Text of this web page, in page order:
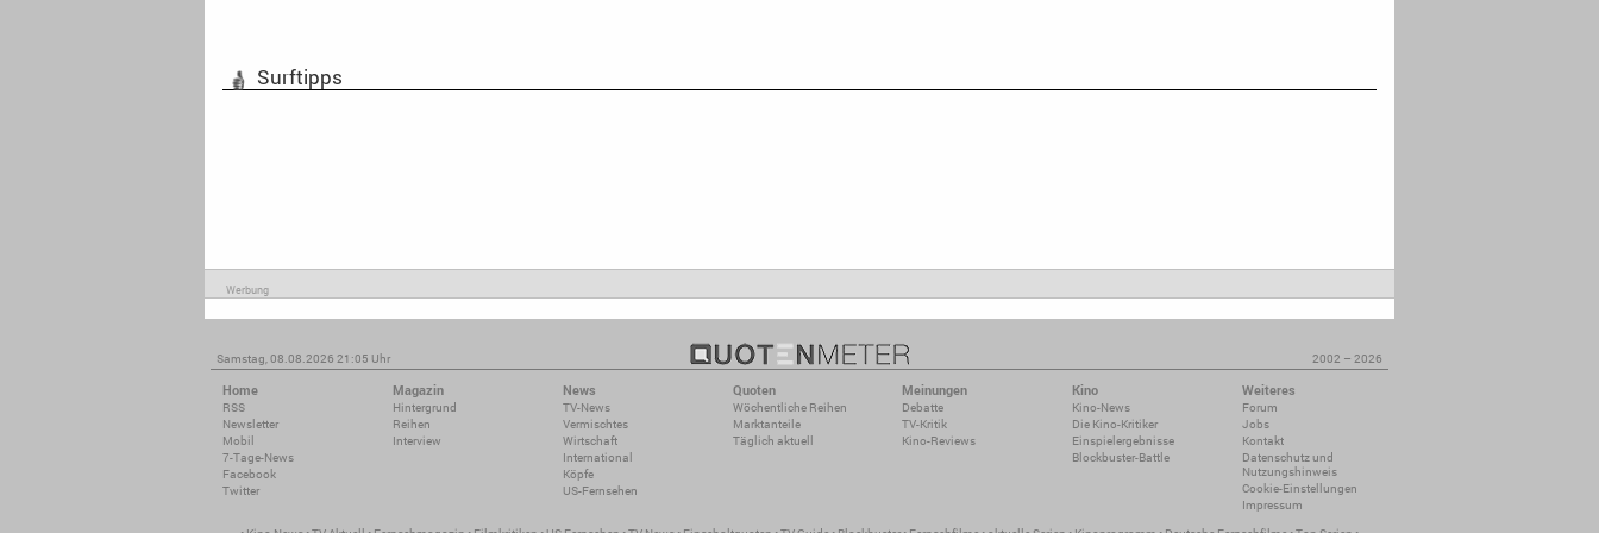
Surftipps
Werbung
Samstag, 08.08.2026 21:05 Uhr 2002 – 2026
Home
RSS
Newsletter
Mobil
7-Tage-News
Facebook
Twitter
Magazin
Hintergrund
Reihen
Interview
News
TV-News
Vermischtes
Wirtschaft
International
Köpfe
US-Fernsehen
Quoten
Wöchentliche Reihen
Marktanteile
Täglich aktuell
Meinungen
Debatte
TV-Kritik
Kino-Reviews
Kino
Kino-News
Die Kino-Kritiker
Einspielergebnisse
Blockbuster-Battle
Weiteres
Forum
Jobs
Kontakt
Datenschutz und
Nutzungshinweis
Cookie-Einstellungen
Impressum